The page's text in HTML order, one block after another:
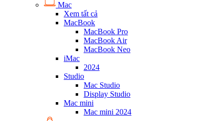
Mac
Xem tất cả
MacBook
MacBook Pro
MacBook Air
MacBook Neo
iMac
2024
Studio
Mac Studio
Display Studio
Mac mini
Mac mini 2024